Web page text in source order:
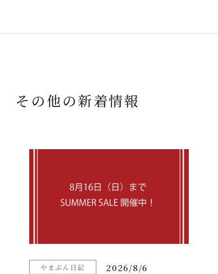
その他の新着情報
やまぶん日記 2026/8/6